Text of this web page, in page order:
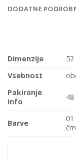
DODATNE
Dimenzije
52
Vsebnost
Pakiranje
info
48
Barve
01